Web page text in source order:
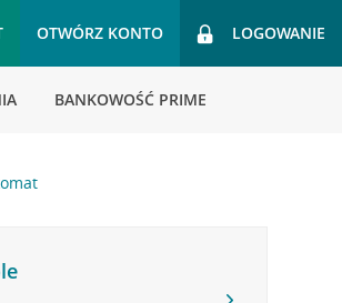
OTWÓRZ KONTO LOGOWANIE
BANKOWOŚĆ PRIME